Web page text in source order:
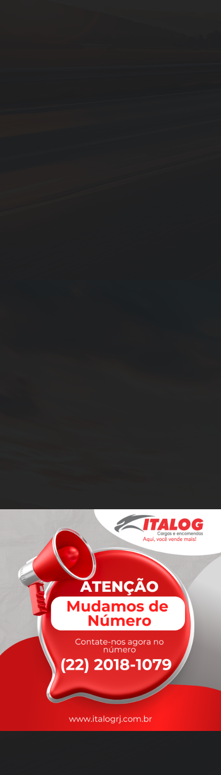
rapidez
que você precisa,
com a qualidade que vocêmerece.
Nossos motoristas são treinados para garantir a máxima
durante o transporte, com rastreamento em tempo real.